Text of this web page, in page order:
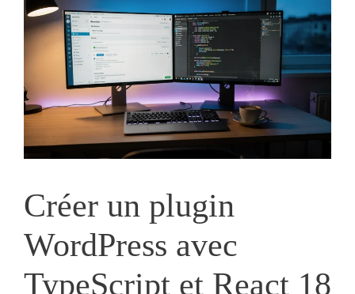
Créer un plugin
WordPress avec
TypeScript et React 18